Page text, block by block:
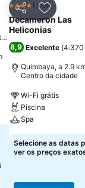
favoritos
Partilhar
4 EstrelasHotel
Decameron Las
Heliconias
8,9 Excelente (4.370
Quimbaya, a 2.9
Centro da cidade
Wi-Fi grátis
Piscina
Spa
Selecione as datas
ver os preços